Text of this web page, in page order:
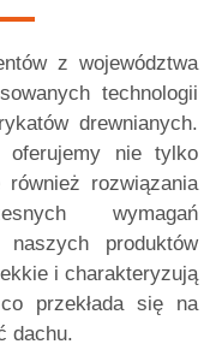
z województwa
technologii
drewnianych.
oferujemy nie tylko
rozwiązania
wymagań
naszych produktów
i charakteryzują
przekłada się na
dachu.